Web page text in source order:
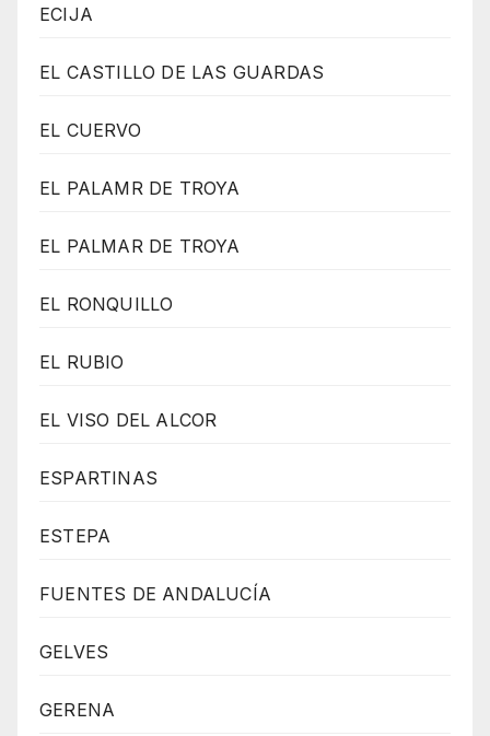
ECIJA
EL CASTILLO DE LAS GUARDAS
EL CUERVO
EL PALAMR DE TROYA
EL PALMAR DE TROYA
EL RONQUILLO
EL RUBIO
EL VISO DEL ALCOR
ESPARTINAS
ESTEPA
FUENTES DE ANDALUCÍA
GELVES
GERENA